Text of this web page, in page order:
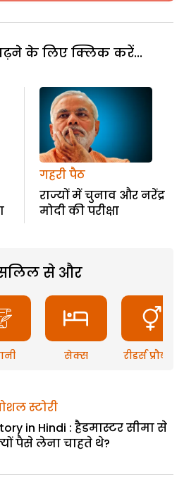
के लिए क्लिक करें...
गहरी पैठ
राज्यों में चुनाव और नरेंद्र
मोदी की परीक्षा
से और
सेक्स रीडर्स प्रौब्लम
स्टोरी
in Hindi : हैडमास्टर सीमा से
पैसे लेना चाहते थे?